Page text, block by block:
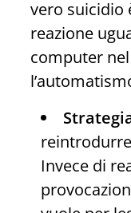
vero suicidio
reazione
computer
reintrodurre
Invece di